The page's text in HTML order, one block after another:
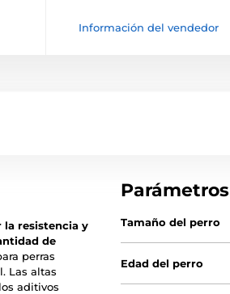
Información del vendedor
la resistencia y
de
perras
Las altas
aditivos
Parámetros
Tamaño del perro
Edad del perro